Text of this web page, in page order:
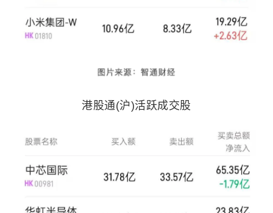
港股通(沪)活跃成交股